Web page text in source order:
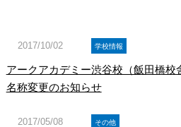
2017/10/02 学校情報
アークアカデミー渋谷校（飯田橋校
名称変更のお知らせ
2017/05/08 その他